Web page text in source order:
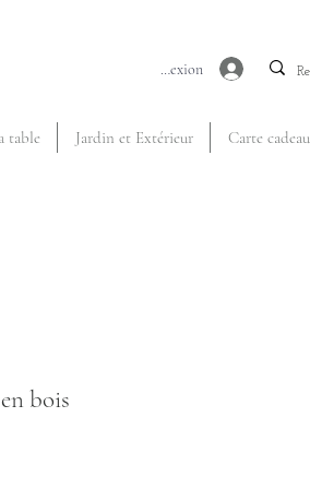
Connexion
table Jardin et Extérieur Carte cadeau
bois